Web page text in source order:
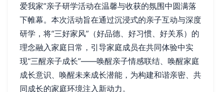
爱我家”亲子研学活动在温馨与收获的氛围中圆满落
下帷幕。本次活动旨在通过沉浸式的亲子互动与深度
研学，将“三好家风”（好品德、好习惯、好关系）的
理念融入家庭日常，引导家庭成员在共同体验中实
现“三醒亲子成长”——唤醒亲子情感联结、唤醒家庭
成长意识、唤醒未来成长潜能，为构建和谐亲密、共
同成长的家庭环境注入新动力。